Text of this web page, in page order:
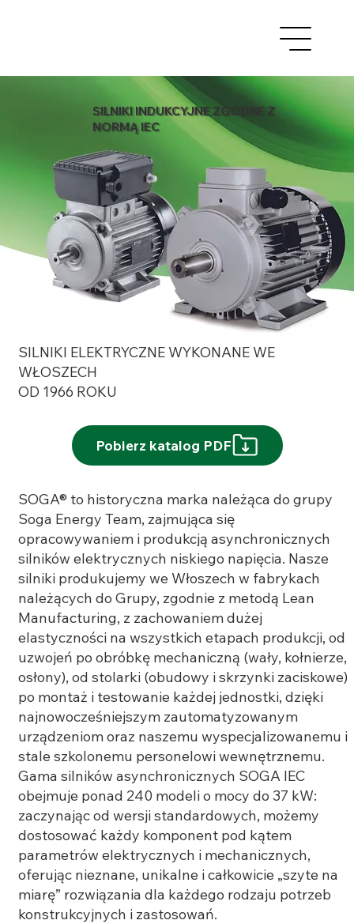
SILNIKI INDUKCYJNE ZGODNE Z
NORMĄ IEC
SILNIKI ELEKTRYCZNE WYKONANE WE
WŁOSZECH
OD 1966 ROKU
Pobierz katalog PDF
SOGA® to historyczna marka należąca do grupy
Soga Energy Team, zajmująca się
opracowywaniem i produkcją asynchronicznych
silników elektrycznych niskiego napięcia. Nasze
silniki produkujemy we Włoszech w fabrykach
należących do Grupy, zgodnie z metodą Lean
Manufacturing, z zachowaniem dużej
elastyczności na wszystkich etapach produkcji, od
uzwojeń po obróbkę mechaniczną (wały, kołnierze,
osłony), od stolarki (obudowy i skrzynki zaciskowe)
po montaż i testowanie każdej jednostki, dzięki
najnowocześniejszym zautomatyzowanym
urządzeniom oraz naszemu wyspecjalizowanemu i
stale szkolonemu personelowi wewnętrznemu.
Gama silników asynchronicznych SOGA IEC
obejmuje ponad 240 modeli o mocy do 37 kW:
zaczynając od wersji standardowych, możemy
dostosować każdy komponent pod kątem
parametrów elektrycznych i mechanicznych,
oferując nieznane, unikalne i całkowicie „szyte na
miarę” rozwiązania dla każdego rodzaju potrzeb
konstrukcyjnych i zastosowań.